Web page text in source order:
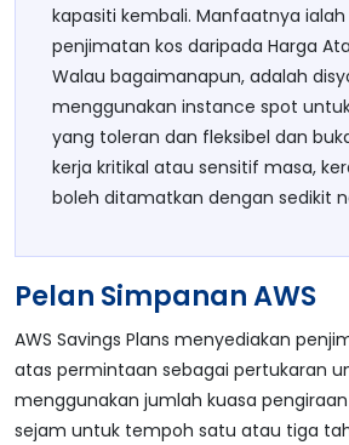
kapasiti kembali. Manfaatnya ialah
penjimatan kos daripada Harga
Walau bagaimanapun, adalah
menggunakan instance spot
yang toleran dan fleksibel dan
kerja kritikal atau sensitif masa,
boleh ditamatkan dengan sedikit
Pelan Simpanan AWS
AWS Savings Plans menyediakan
atas permintaan sebagai pertukaran
menggunakan jumlah kuasa
sejam untuk tempoh satu atau tiga